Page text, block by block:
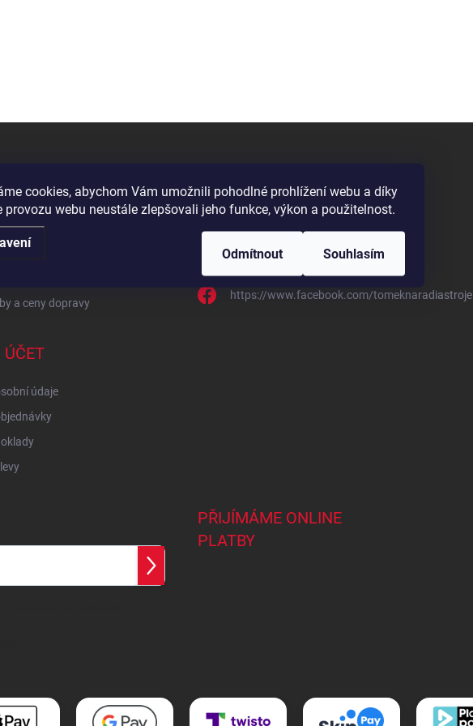
cookies, abychom Vám umožnili pohodlné prohlížení webu a díky
provozu webu neustále zlepšovali jeho funkce, výkon a použitelnost.
Odmítnout Souhlasím
NÁKUPU
a ceny dopravy
údaje
KONTAKT
eshop@tomek-naradi.cz
https://www.facebook.com/tomeknaradiastroje
Přihlásit
se
PŘIJÍMÁME ONLINE
PLATBY